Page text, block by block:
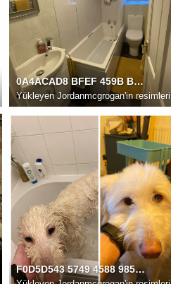
0A4ACAD8 BFEF 459B B559 E752FCD86FD4
YükleyenJordanmcgrogan'in resimleri
F0D5D543 5749 4588 9851 44048B480039